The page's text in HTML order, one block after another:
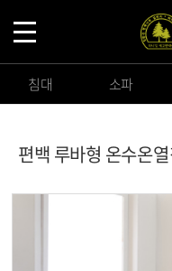
침대 소파
편백 루바형 온수온